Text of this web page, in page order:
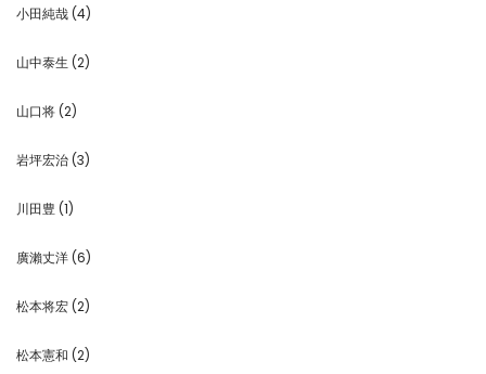
小田純哉 (4)
山中泰生 (2)
山口将 (2)
岩坪宏治 (3)
川田豊 (1)
廣瀨丈洋 (6)
松本将宏 (2)
松本憲和 (2)